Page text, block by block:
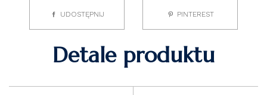
UDOSTĘPNIJ PINTEREST
Detale produktu